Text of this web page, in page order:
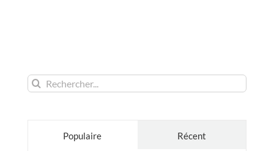
Rechercher:
Populaire Récent